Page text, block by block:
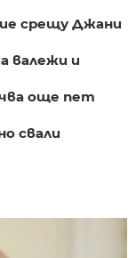
срещу Джани
валежи и
още пет
свали